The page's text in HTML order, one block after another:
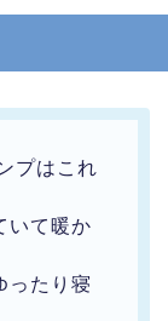
プはこれ
いて暖か
ったり寝